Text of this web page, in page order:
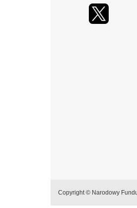
Copyright © Narodowy